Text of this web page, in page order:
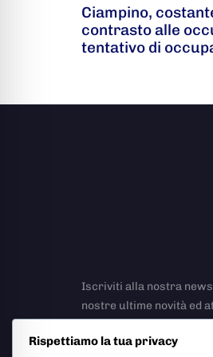
Ciampino,
contrasto alle
tentativo di
Iscriviti alla nostra
nostre ultime novità ed
Rispettiamo la tua privacy